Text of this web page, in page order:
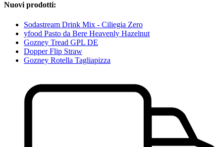
Nuovi prodotti:
Sodastream Drink Mix - Ciliegia Zero
yfood Pasto da Bere Heavenly Hazelnut
Gozney Tread GPL DE
Dopper Flip Straw
Gozney Rotella Tagliapizza